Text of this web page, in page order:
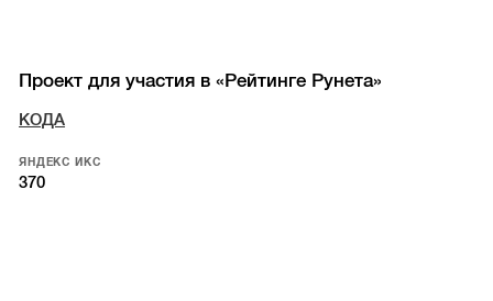
Проект для участия в «Рейтинге Рунета»
КОДА
ЯНДЕКС ИКС
370